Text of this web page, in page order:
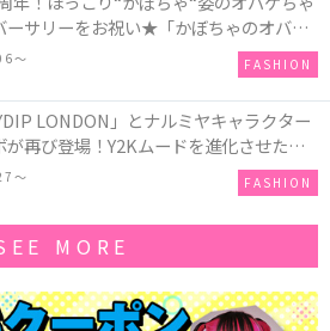
ーサリーをお祝い★「かぼちゃのオバケ
サリー」が新発売！Q-pot CAFE.では
のオバケーキプレート」も登場
〜 FASHION
LONDON」とナルミヤキャラクター
が再び登場！Y2Kムードを進化させた新
ンを発売♪
〜 FASHION
MORE